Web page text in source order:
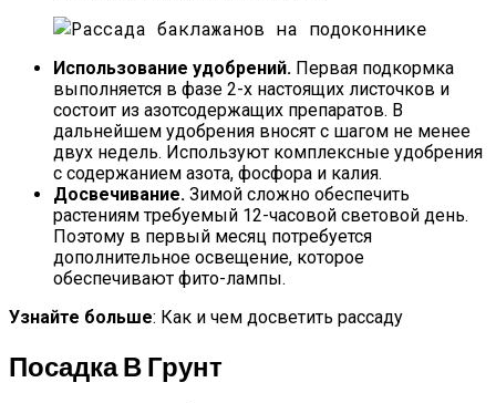
Использование удобрений. Первая подкормка
выполняется в фазе 2-х настоящих листочков и
состоит из азотсодержащих препаратов. В
дальнейшем удобрения вносят с шагом не менее
двух недель. Используют комплексные удобрения
с содержанием азота, фосфора и калия.
Досвечивание. Зимой сложно обеспечить
растениям требуемый 12-часовой световой день.
Поэтому в первый месяц потребуется
дополнительное освещение, которое
обеспечивают фито-лампы.
Узнайте больше: Как и чем досветить рассаду
Посадка В Грунт